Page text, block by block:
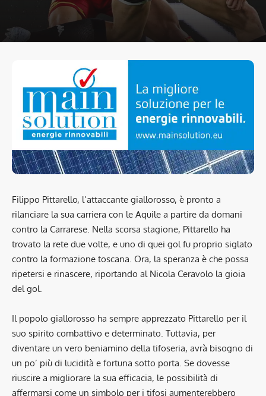
Filippo Pittarello, l’attaccante giallorosso, è pronto a
rilanciare la sua carriera con le Aquile a partire da domani
contro la Carrarese. Nella scorsa stagione, Pittarello ha
trovato la rete due volte, e uno di quei gol fu proprio siglato
contro la formazione toscana. Ora, la speranza è che possa
ripetersi e rinascere, riportando al Nicola Ceravolo la gioia
del gol.
Il popolo giallorosso ha sempre apprezzato Pittarello per il
suo spirito combattivo e determinato. Tuttavia, per
diventare un vero beniamino della tifoseria, avrà bisogno di
un po’ più di lucidità e fortuna sotto porta. Se dovesse
riuscire a migliorare la sua efficacia, le possibilità di
affermarsi come un simbolo per i tifosi aumenterebbero